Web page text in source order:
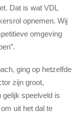
Dat is wat VDL
opnemen. Wij
omgeving
ging op hetzelfde
zijn groot,
speelveld is
uit het dal te